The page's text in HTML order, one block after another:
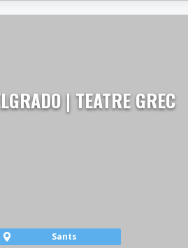
| TEATRE GREC
Sants